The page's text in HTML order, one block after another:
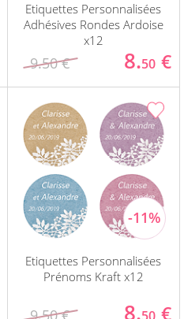
Etiquettes Personnalisées
Adhésives Rondes Ardoise
x12
9.50 € 8.50 €
Etiquettes Personnalisées
Prénoms Kraft x12
8. €